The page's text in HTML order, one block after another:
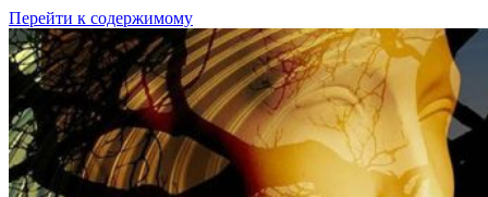
Перейти к содержимому